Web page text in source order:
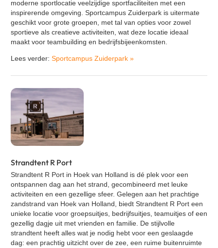
moderne sportlocatie veelzijdige sportfaciliteiten met een
inspirerende omgeving. Sportcampus Zuiderpark is uitermate
geschikt voor grote groepen, met tal van opties voor zowel
sportieve als creatieve activiteiten, wat deze locatie ideaal
maakt voor teambuilding en bedrijfsbijeenkomsten.
Lees verder: Sportcampus Zuiderpark »
Strandtent R Port
Strandtent R Port in Hoek van Holland is dé plek voor een
ontspannen dag aan het strand, gecombineerd met leuke
activiteiten en een gezellige sfeer. Gelegen aan het prachtige
zandstrand van Hoek van Holland, biedt Strandtent R Port een
unieke locatie voor groepsuitjes, bedrijfsuitjes, teamuitjes of een
gezellig dagje uit met vrienden en familie. De stijlvolle
strandtent heeft alles wat je nodig hebt voor een geslaagde
dag: een prachtig uitzicht over de zee, een ruime buitenruimte